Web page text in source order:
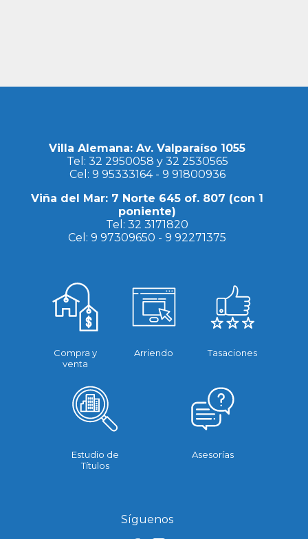
Villa Alemana: Av. Valparaíso 1055
Tel: 32 2950058 y 32 2530565
Cel: 9 95333164- 9 91800936
Viña del Mar: 7 Norte 645 of. 807 (con 1
poniente)
Tel:32 3171820
Cel:9 97309650 -9 92271375
Compra y
venta
Arriendo Tasaciones
Estudio de
Títulos
Asesorías
Síguenos